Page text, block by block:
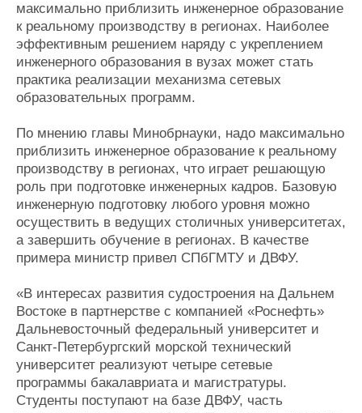
максимально приблизить инженерное образование
к реальному производству в регионах. Наиболее
эффективным решением наряду с укреплением
инженерного образования в вузах может стать
практика реализации механизма сетевых
образовательных программ.
По мнению главы Минобрнауки, надо максимально
приблизить инженерное образование к реальному
производству в регионах, что играет решающую
роль при подготовке инженерных кадров. Базовую
инженерную подготовку любого уровня можно
осуществить в ведущих столичных университетах,
а завершить обучение в регионах. В качестве
примера министр привел СПбГМТУ и ДВФУ.
«В интересах развития судостроения на Дальнем
Востоке в партнерстве с компанией «Роснефть»
Дальневосточный федеральный университет и
Санкт-Петербургский морской технический
университет реализуют четыре сетевые
программы бакалавриата и магистратуры.
Студенты поступают на базе ДВФУ, часть